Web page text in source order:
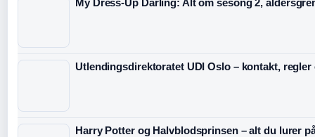
Utlendingsdirektoratet UDI Oslo – kontakt,
Harry Potter og Halvblodsprinsen – alt du lurer